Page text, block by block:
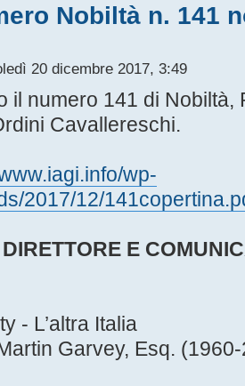
Nobiltà n. 141
20 dicembre 2017, 3:49
il numero 141 di Nobiltà,
Cavallereschi.
wp-
2017/12/
E
- L’altra Italia
Garvey, Esq.